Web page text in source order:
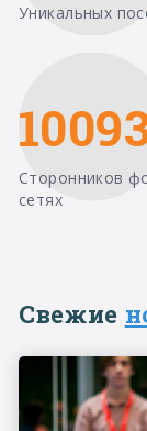
Уникальных
Сторонников
сетях
Свежие